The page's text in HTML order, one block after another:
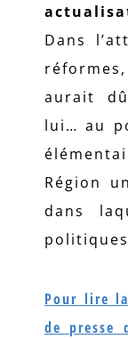
Dans
aurait
lui… au
Région
dans
Pour lire
de presse